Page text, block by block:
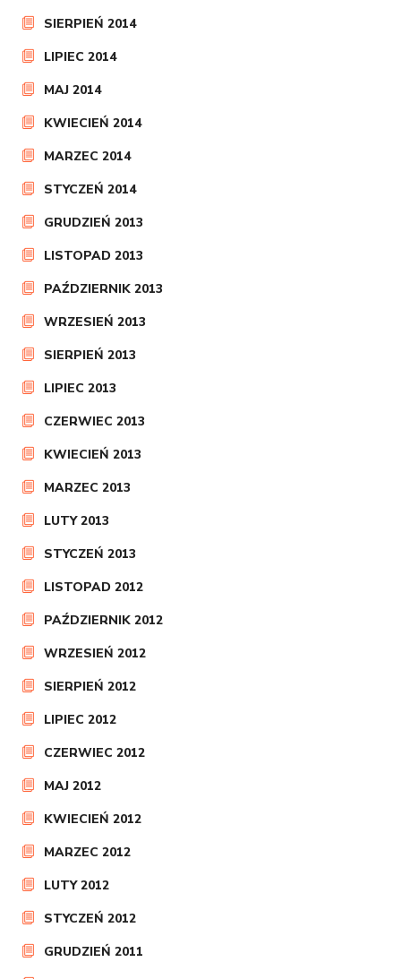
SIERPIEŃ 2014
LIPIEC 2014
MAJ 2014
KWIECIEŃ 2014
MARZEC 2014
STYCZEŃ 2014
GRUDZIEŃ 2013
LISTOPAD 2013
PAŹDZIERNIK 2013
WRZESIEŃ 2013
SIERPIEŃ 2013
LIPIEC 2013
CZERWIEC 2013
KWIECIEŃ 2013
MARZEC 2013
LUTY 2013
STYCZEŃ 2013
LISTOPAD 2012
PAŹDZIERNIK 2012
WRZESIEŃ 2012
SIERPIEŃ 2012
LIPIEC 2012
CZERWIEC 2012
MAJ 2012
KWIECIEŃ 2012
MARZEC 2012
LUTY 2012
STYCZEŃ 2012
GRUDZIEŃ 2011